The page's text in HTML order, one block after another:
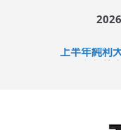
上半年純利
拜仁熱